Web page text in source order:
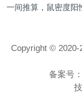
一间推算，鼠密度阳
Copyright © 2020-
备案号：